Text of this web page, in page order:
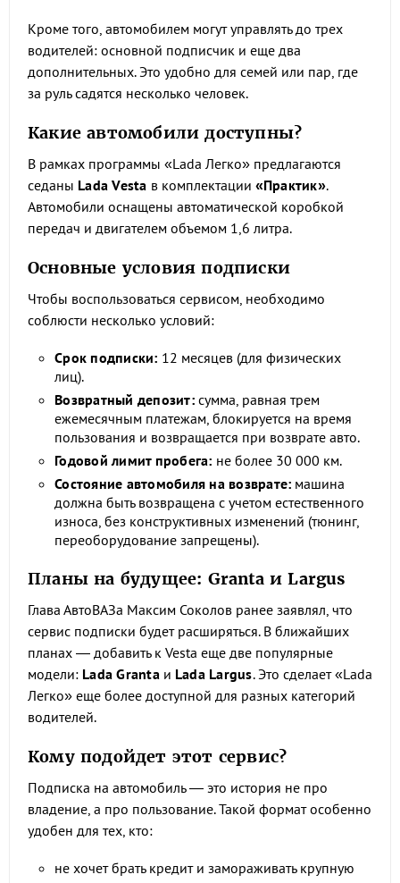
Кроме того, автомобилем могут управлять до трех
водителей: основной подписчик и еще два
дополнительных. Это удобно для семей или пар, где
за руль садятся несколько человек.
Какие автомобили доступны?
В рамках программы «Lada Легко» предлагаются
седаны Lada Vesta в комплектации «Практик».
Автомобили оснащены автоматической коробкой
передач и двигателем объемом 1,6 литра.
Основные условия подписки
Чтобы воспользоваться сервисом, необходимо
соблюсти несколько условий:
Срок подписки: 12 месяцев (для физических
лиц).
Возвратный депозит:сумма, равная трем
ежемесячным платежам, блокируется на время
пользования и возвращается при возврате авто.
Годовой лимит пробега: не более 30 000 км.
Состояние автомобиля на возврате: машина
должна быть возвращена с учетом естественного
износа, без конструктивных изменений (тюнинг,
переоборудование запрещены).
Планы на будущее: Granta и Largus
Глава АвтоВАЗа Максим Соколов ранее заявлял, что
сервис подписки будет расширяться. В ближайших
планах — добавить к Vesta еще две популярные
модели: Lada Grantaи Lada Largus. Это сделает «Lada
Легко» еще более доступной для разных категорий
водителей.
Кому подойдет этот сервис?
Подписка на автомобиль — это история не про
владение, а про пользование. Такой формат особенно
удобен для тех, кто:
не хочет брать кредит и замораживать крупную